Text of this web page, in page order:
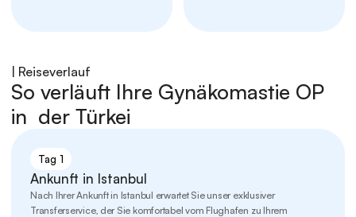
| Reiseverlauf
So verläuft Ihre Gynäkomastie OP
in  der Türkei
Ankunft in Istanbul
Tag 1
Nach Ihrer Ankunft in Istanbul erwartet Sie unser exklusiver
Transferservice, der Sie komfortabel vom Flughafen zu Ihrem